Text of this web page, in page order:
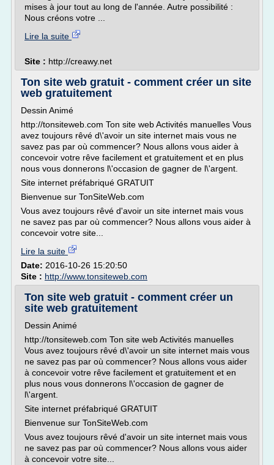
mises à jour tout au long de l'année. Autre possibilité :
Nous créons votre ...
Lire la suite
Site : http://creawy.net
Ton site web gratuit - comment créer un site
web gratuitement
Dessin Animé
http://tonsiteweb.com Ton site web Activités manuelles Vous
avez toujours rêvé d\'avoir un site internet mais vous ne
savez pas par où commencer? Nous allons vous aider à
concevoir votre rêve facilement et gratuitement et en plus
nous vous donnerons l\'occasion de gagner de l\'argent.
Site internet préfabriqué GRATUIT
Bienvenue sur TonSiteWeb.com
Vous avez toujours rêvé d'avoir un site internet mais vous
ne savez pas par où commencer? Nous allons vous aider à
concevoir votre site...
Lire la suite
Date: 2016-10-26 15:20:50
Site : http://www.tonsiteweb.com
Ton site web gratuit - comment créer un
site web gratuitement
Dessin Animé
http://tonsiteweb.com Ton site web Activités manuelles
Vous avez toujours rêvé d\'avoir un site internet mais vous
ne savez pas par où commencer? Nous allons vous aider
à concevoir votre rêve facilement et gratuitement et en
plus nous vous donnerons l\'occasion de gagner de
l\'argent.
Site internet préfabriqué GRATUIT
Bienvenue sur TonSiteWeb.com
Vous avez toujours rêvé d'avoir un site internet mais vous
ne savez pas par où commencer? Nous allons vous aider
à concevoir votre site...